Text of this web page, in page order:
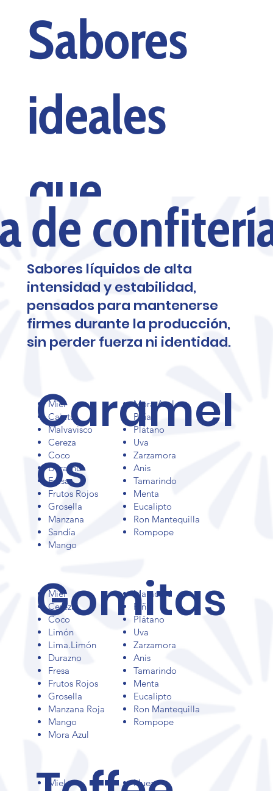
Sabores
ideales
que
resisten el
proceso de
fabricación
.
Dulces
que
permanec
de
Sabores líquidos de alta
intensidad y estabilidad,
pensados para mantenerse
firmes durante la producción,
sin perder fuerza ni identidad.
Caramel
os
Miel
Cajeta
Malvavisco
Cereza
Coco
Durazno
Fresa
Frutos Rojos
Grosella
Manzana
Sandía
Mango
Mora Azul
Piña
Plátano
Uva
Zarzamora
Anis
Tamarindo
Menta
Eucalipto
Ron Mantequilla
Rompope
Gomitas
Miel
Cereza
Coco
Limón
Lima.Limón
Durazno
Fresa
Frutos Rojos
Grosella
Manzana Roja
Mango
Mora Azul
Maracuyá
Piña
Plátano
Uva
Zarzamora
Anis
Tamarindo
Menta
Eucalipto
Ron Mantequilla
Rompope
Miel
Nuez